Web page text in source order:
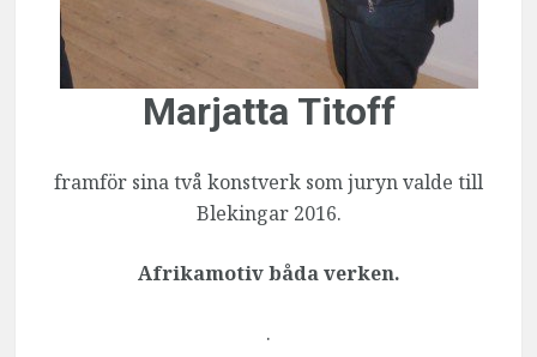
Marjatta Titoff
framför sina två konstverk som juryn valde till
Blekingar 2016.
Afrikamotiv båda verken.
.